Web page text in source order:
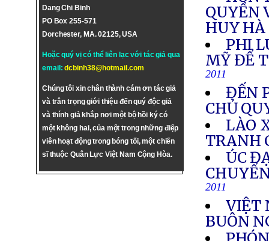
Dang Chi Binh
PO Box 255-571
Dorchester, MA. 02125, USA
Hoặc quý vị có thể liên lạc với tác giả qua
email:dcbinh38@hotmail.com
Chúng tôi xin chân thành cám ơn tác giả
và trân trọng giới thiệu đến quý độc giả
và thính giả khắp nơi một bộ hồi ký có
một không hai, của một trong những điệp
viên hoạt động trong bóng tối, một chiến
sĩ thuộc Quân Lực Việt Nam Cộng Hòa.
QUYỀN
HUY HÀ
PHI
MỸ ĐỂ
2011
ĐẾN
CHỦ
LÀO
TRANH
ÚC
2011
VIỆT
BUÔN